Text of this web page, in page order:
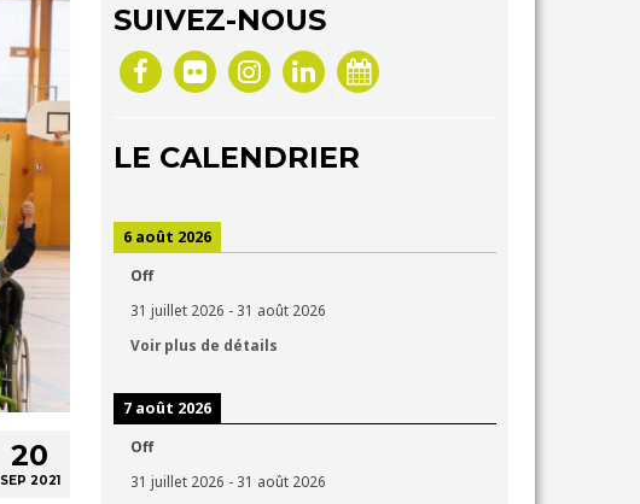
20
SEP 2021
SUIVEZ-NOUS
LE CALENDRIER
6 août 2026
Off
31 juillet 2026 - 31 août 2026
Voir plus de détails
7 août 2026
Off
31 juillet 2026 - 31 août 2026